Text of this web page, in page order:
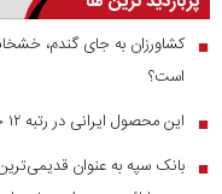
■ کشاورزان به جای گندم،
است؟
■ این محصول ایرانی در رتبه ۱۲ جهان قرار دارد
■ بانک سپه به عنوان